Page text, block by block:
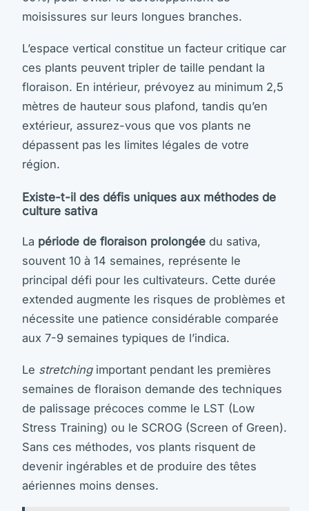
moisissures sur leurs longues branches.
L’espace vertical constitue un facteur critique car
ces plants peuvent tripler de taille pendant la
floraison. En intérieur, prévoyez au minimum 2,5
mètres de hauteur sous plafond, tandis qu’en
extérieur, assurez-vous que vos plants ne
dépassent pas les limites légales de votre
région.
Existe-t-il des défis uniques aux méthodes de
culture sativa
La période de floraison prolongée du sativa,
souvent 10 à 14 semaines, représente le
principal défi pour les cultivateurs. Cette durée
extended augmente les risques de problèmes et
nécessite une patience considérable comparée
aux 7-9 semaines typiques de l’indica.
Le stretchingimportant pendant les premières
semaines de floraison demande des techniques
de palissage précoces comme le LST (Low
Stress Training) ou le SCROG (Screen of Green).
Sans ces méthodes, vos plants risquent de
devenir ingérables et de produire des têtes
aériennes moins denses.